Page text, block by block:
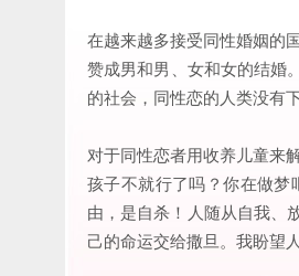
在越来越多接受同性婚姻的
赞成男和男、女和女的结婚
的社会，同性恋的人类没有
对于同性恋者用收养儿童来
孩子不就行了吗？你在做
由，是自杀！人随从自我、
己的命运交给撒旦。我盼望